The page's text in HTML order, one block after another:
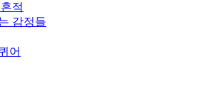
적
감정들
어